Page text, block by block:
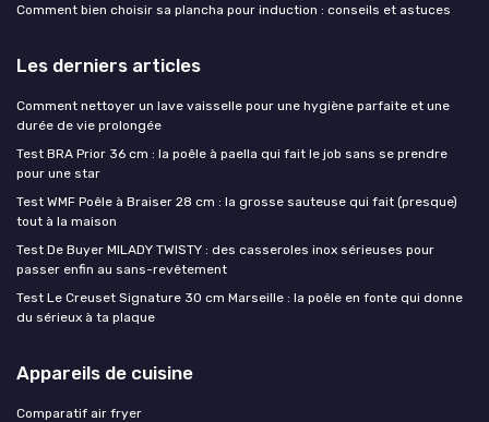
Comment bien choisir sa plancha pour induction : conseils et astuces
Les derniers articles
Comment nettoyer un lave vaisselle pour une hygiène parfaite et une
durée de vie prolongée
Test BRA Prior 36 cm : la poêle à paella qui fait le job sans se prendre
pour une star
Test WMF Poêle à Braiser 28 cm : la grosse sauteuse qui fait (presque)
tout à la maison
Test De Buyer MILADY TWISTY : des casseroles inox sérieuses pour
passer enfin au sans-revêtement
Test Le Creuset Signature 30 cm Marseille : la poêle en fonte qui donne
du sérieux à ta plaque
Appareils de cuisine
Comparatif air fryer